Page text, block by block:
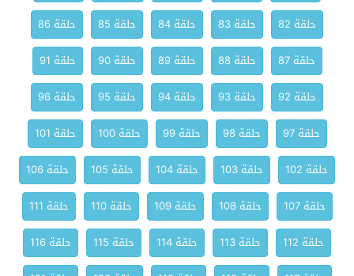
حلقة 82
حلقة 83 حلقة 84 حلقة 85
حلقة 86
حلقة 87
حلقة 88 حلقة 89 حلقة 90
حلقة 91
حلقة 92
حلقة 93 حلقة 94 حلقة 95
حلقة 96
حلقة 97
حلقة 98 حلقة 99 حلقة 100
حلقة 101
حلقة 102
حلقة 103 حلقة 104 حلقة 105
حلقة 106
حلقة 107
حلقة 108 حلقة 109 حلقة 110
حلقة 111
حلقة 112
حلقة 113 حلقة 114 حلقة 115
حلقة 116